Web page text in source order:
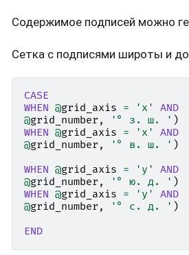
Содержимое подписей можно
Сетка с подписями широты и
CASE
WHEN @grid_axis = 'x' AND
@grid_number , '° з. ш. ' )
WHEN @grid_axis = 'x' AND
@grid_number , '° в. ш. ' )
WHEN @grid_axis = 'y' AND
@grid_number , '° ю. д. ' )
WHEN @grid_axis = 'y' AND
@grid_number , '° с. д. ' )
END